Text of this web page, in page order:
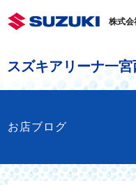
株式会
スズキアリーナ一宮
お店ブログ